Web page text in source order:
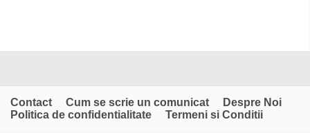
Contact Cum se scrie un comunicat
Despre Noi
Politica de confidentialitate
Termeni si Conditii